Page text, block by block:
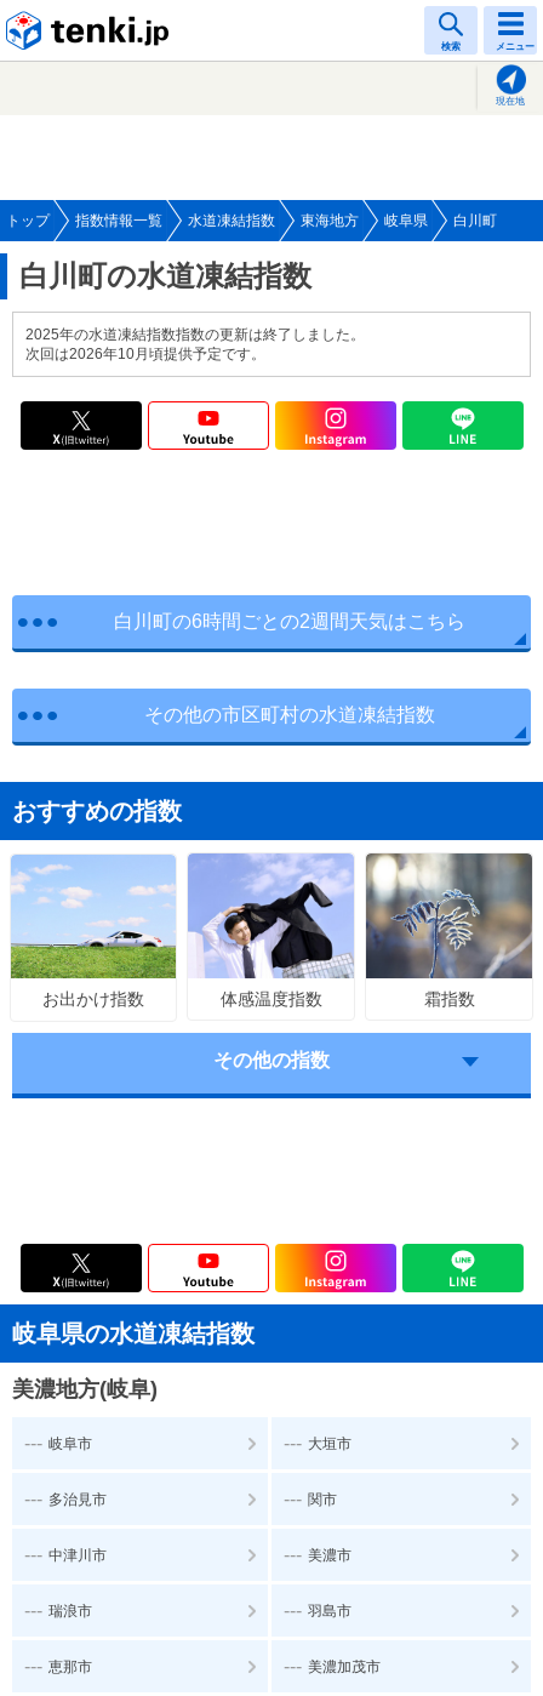
検索 メニュー
現在地
トップ 指数情報一覧 水道凍結指数 東海地方 岐阜県 白川町
白川町の水道凍結指数
2025年の水道凍結指数指数の更新は終了しました。
次回は2026年10月頃提供予定です。
白川町の6時間ごとの2週間天気はこちら
その他の市区町村の水道凍結指数
おすすめの指数
お出かけ指数 体感温度指数 霜指数
その他の指数
岐阜県の水道凍結指数
美濃地方(岐阜)
--- 岐阜市 --- 大垣市
--- 多治見市 --- 関市
--- 中津川市 --- 美濃市
--- 瑞浪市 --- 羽島市
--- 恵那市 --- 美濃加茂市